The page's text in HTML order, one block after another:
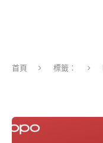
首頁 標籤：